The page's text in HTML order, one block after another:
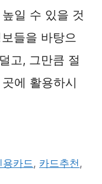
일 수 있을 것
들을 바탕으
고, 그만큼 절
에 활용하시
용카드 , 카드추천 ,